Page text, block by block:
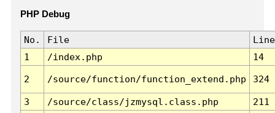
PHP Debug
No. File
Line
1
/index.php 14
2 /source/function/function_extend.php 324
3 /source/class/jzmysql.class.php
211